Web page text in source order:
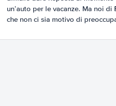
un’auto per le vacanze. Ma noi di
che non ci sia motivo di